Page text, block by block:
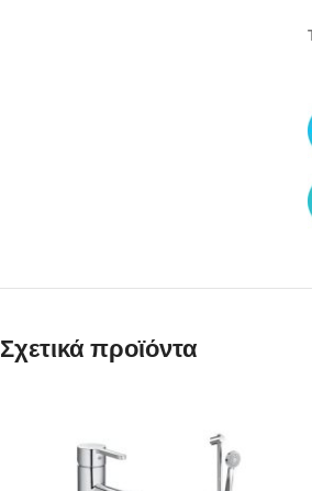
Σχετικά προϊόντα